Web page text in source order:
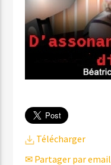
Télécharger
✉ Partager par email